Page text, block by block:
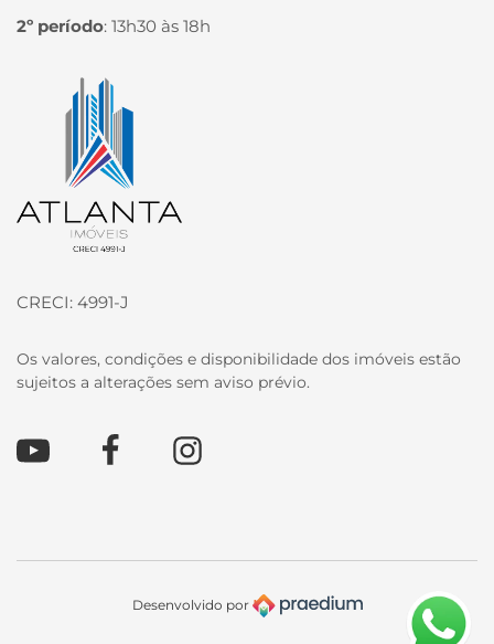
2º período: 13h30 às 18h
Página inicial
CRECI: 4991-J
Os valores, condições e disponibilidade dos imóveis estão
sujeitos a alterações sem aviso prévio.
Youtube FacebookInstagram
Desenvolvido por